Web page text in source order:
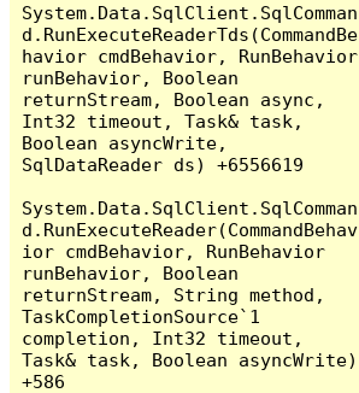
System.Data.SqlClient.SqlComman
d.RunExecuteReaderTds(CommandBe
havior cmdBehavior, RunBehavior
runBehavior, Boolean
returnStream, Boolean async,
Int32 timeout, Task& task,
Boolean asyncWrite,
SqlDataReader ds) +6556619
System.Data.SqlClient.SqlComman
d.RunExecuteReader(CommandBehav
ior cmdBehavior, RunBehavior
runBehavior, Boolean
returnStream, String method,
TaskCompletionSource`1
completion, Int32 timeout,
Task& task, Boolean asyncWrite)
+586